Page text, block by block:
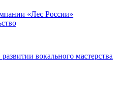
«Лес России»
вокального мастерства